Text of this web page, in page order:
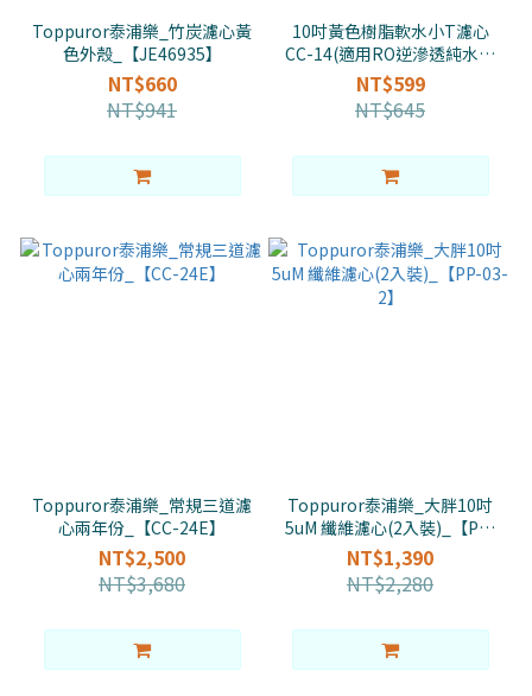
Toppuror泰浦樂_竹炭濾心黃
色外殼_【JE46935】
NT$660
NT$941
10吋黃色樹脂軟水小T濾心
CC-14(適用RO逆滲透純水機
最後一道)
NT$599
NT$645
Toppuror泰浦樂_常規三道濾
心兩年份_【CC-24E】
NT$2,500
NT$3,680
Toppuror泰浦樂_大胖10吋
5uM 纖維濾心(2入裝)_【PP-
03-2】
NT$1,390
NT$2,280